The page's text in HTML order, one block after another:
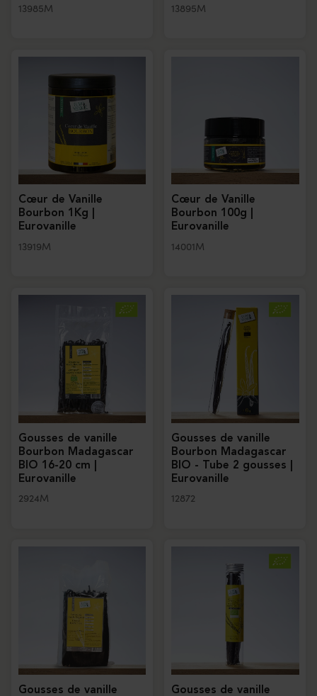
13985M 13895M
Cœur de Vanille
Bourbon 1Kg |
Eurovanille
13919M
Cœur de Vanille
Bourbon 100g |
Eurovanille
14001M
Gousses de vanille
Bourbon Madagascar
BIO 16-20 cm |
Eurovanille
2924M
Gousses de vanille
Bourbon Madagascar
BIO - Tube 2 gousses |
Eurovanille
12872
Gousses de vanille
Gousses de vanille